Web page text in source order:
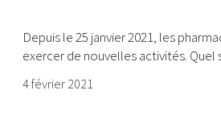
Depuis le 25 janvier 2021, les
exercer de nouvelles activités. Quel
4 février 2021